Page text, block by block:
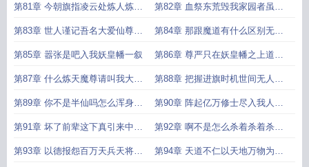
你记住 人负我
第81章 今朝旗指凌云处炼人炼魂
还炼天
第82章 血祭东荒毁我家园者虽远
必诛
第83章 世人谨记吾名大爱仙尊只
愿我
第84章 那跟魔道有什么区别无需
仰视我
第85章 嚣张是吧入我妖皇幡一叙 第86章 尊严只在妖皇幡之上道理
只在我
第87章 什么炼天魔尊请叫我大爱
仙尊
第88章 把握进旗时机世间无人不
可杀
第89章 你不是半仙吗怎么浑身库
库冒黑
第90章 阵起亿万修士尽入我人皇
旗
第91章 坏了前辈这下真引来中州
追杀
第92章 啊不是怎么杀着杀着杀出
天劫
第93章 以德报怨百万天兵天将好 第94章 天道不仁以天地万物为刍